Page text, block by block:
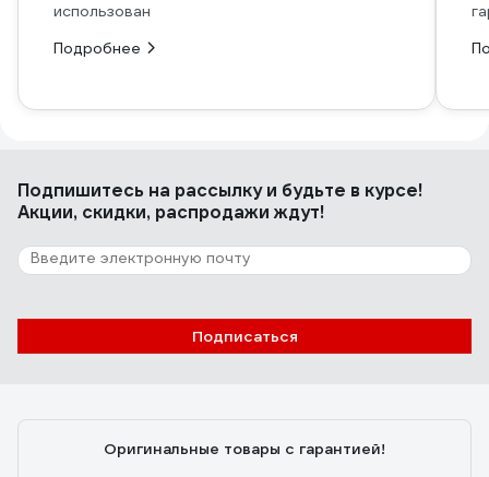
использован
Подробнее
Подпишитесь на рассылкуи будьте в курсе!
Акции, скидки, распродажи ждут!
Подписаться
Оригинальные товары с гарантией!